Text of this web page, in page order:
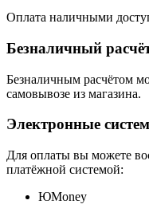
Оплата наличными
Безналичный
Безналичным расчётом
самовывозе из магазина.
Электронные
Для оплаты вы можете
платёжной системой:
ЮMoney